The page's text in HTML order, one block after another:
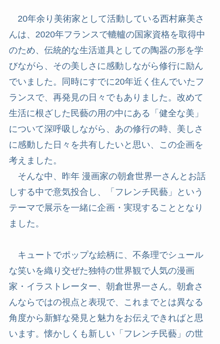
20年余り美術家として活動している西村麻美さ
んは、2020年フランスで轆轤の国家資格を取得中
のため、伝統的な生活道具としての陶器の形を学
びながら、その美しさに感動しながら修行に励ん
でいました。同時にすでに20年近く住んでいたフ
ランスで、再発見の日々でもありました。改めて
生活に根ざした民藝の用の中にある「健全な美」
について深呼吸しながら、あの修行の時、美しさ
に感動した日々を共有したいと思い、この企画を
考えました。
そんな中、昨年 漫画家の朝倉世界一さんとお話
しする中で意気投合し、「フレンチ民藝」という
テーマで展示を一緒に企画・実現することとなり
ました。
キュートでポップな絵柄に、不条理でシュール
な笑いを織り交ぜた独特の世界観で人気の漫画
家・イラストレーター、朝倉世界一さん。朝倉さ
んならではの視点と表現で、これまでとは異なる
角度から新鮮な発見と魅力をお伝えできればと思
います。懐かしくも新しい「フレンチ民藝」の世